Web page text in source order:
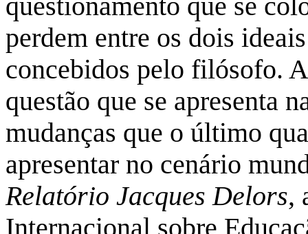
questionamento que se
perdem entre os dois
concebidos pelo filósofo.
questão que se apresenta
mudanças que o último
apresentar no cenário
Relatório Jacques Delors,
Internacional sobre